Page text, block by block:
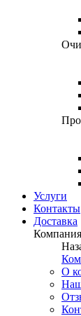
Услуги
Контакты
Доставка
Компания
О